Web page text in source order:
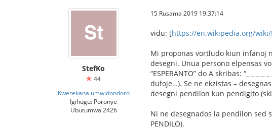
StefKo
44
Kwerekana umwidondoro
Igihugu: Poronye
Ubutumwa 2426
15 Rusama 2019 19:37:14
vidu: [https://en.wikipedia.org/wiki/
Mi proponas vortludo kiun infanoj
desegni. Unua persono elpensas
“ESPERANTO” do A skribas: “_ _
dufoje…). Se ne ekzistas –
desegni pendilon kun pendigito
Ni ne desegnados la pendilon sed
PENDILO).